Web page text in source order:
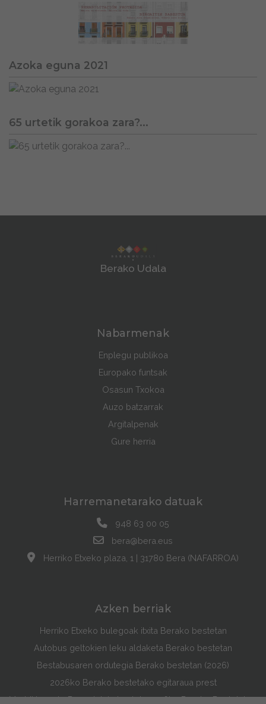
Azoka eguna 2021
65 urtetik gorakoa zara?...
Berako Udala
Nabarmenak
Enplegu publikoa
Europako funtsak
Osasun Txokoa
Auzo batzarrak
Argitalpenak
Gure herria
Harremanetarako datuak
948 63 00 05
bera@bera.eus
Herriko Etxeko plaza, 1 | 31780 Bera (NAFARROA)
Azken berriak
Herriko Etxeko bulegoak itxita Berako bestetan
Autobus geltokien leku aldaketa Berako bestetan
Bestabusaren ordutegia Berako bestetan (2026)
2026ko Berako bestetako egitaraua prest
Maddi Lasarte Barredok irabazi du 2026ko Berako Bestetako Egitarauaren Azala Lehiaketa